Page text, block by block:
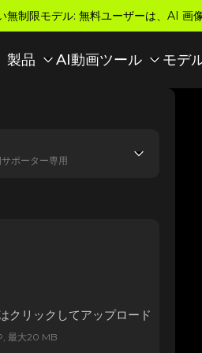
無制限モデル: 無料ユーザーは、AI 画
製品 AI動画ツール モデ
ポーター専用
クリックしてアップロード
最大20 MB